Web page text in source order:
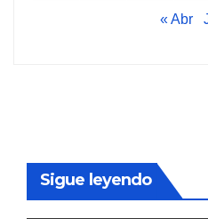
« Abr
Sigue leyendo